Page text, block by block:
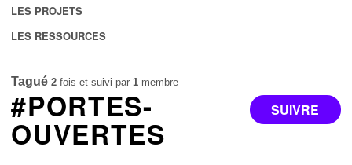
LES PROJETS
LES RESSOURCES
Tagué 2 fois et suivi par 1 membre
SUIVRE
#PORTES-
OUVERTES